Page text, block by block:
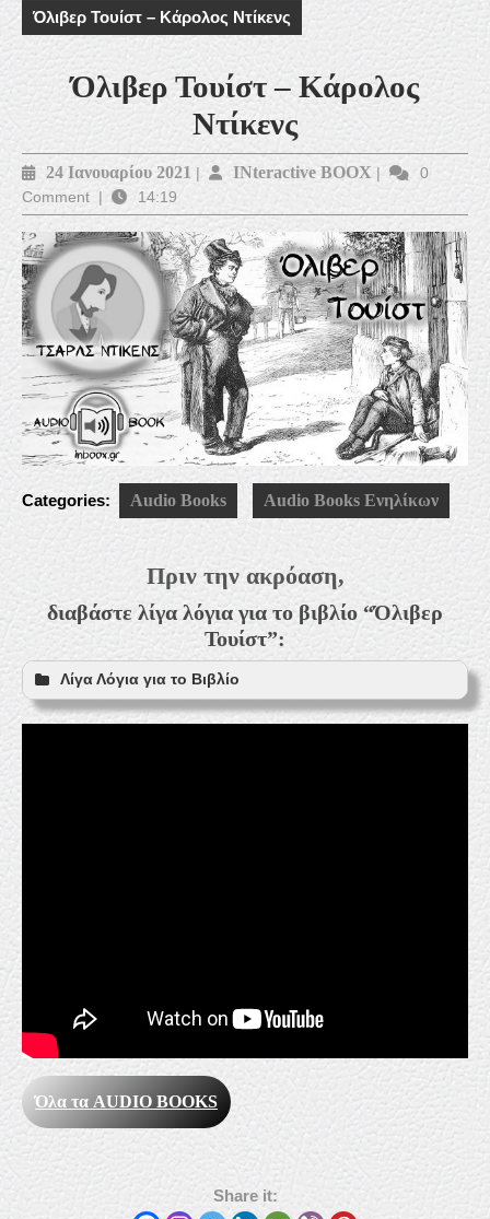
Όλιβερ Τουίστ – Κάρολος Ντίκενς
Όλιβερ Τουίστ – Κάρολος
Ντίκενς
24 Ιανουαρίου 2021 24
2021
| INteractive BOOX INteractive
|
0
Comment | 14:19
Categories: Audio Books Audio Books Ενηλίκων
Πριν την ακρόαση,
διαβάστε λίγα λόγια για το βιβλίο “Όλιβερ
Τουίστ”:
Λίγα Λόγια για το Βιβλίο
Όλα τα AUDIO BOOKS
Share it: